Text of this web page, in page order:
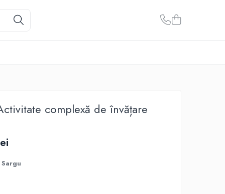
complexă de învățare